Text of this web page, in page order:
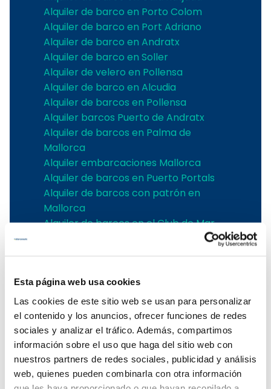
Esta página web usa cookies
Las cookies de este sitio web se usan para personalizar
el contenido y los anuncios, ofrecer funciones de redes
sociales y analizar el tráfico. Además, compartimos
información sobre el uso que haga del sitio web con
nuestros partners de redes sociales, publicidad y análisis
web, quienes pueden combinarla con otra información
Alquiler de barco en Porto Colom
Alquiler de barco en Port Adriano
Alquiler de barco en Andratx
Alquiler de barco en Soller
Alquiler de velero en Pollensa
Alquiler de barco en Alcudia
Alquiler de barcos en Pollensa
Alquiler barcos Puerto de Andratx
Alquiler de barcos en Palma de
Mallorca
Alquiler embarcaciones Mallorca
Alquiler de barcos en Puerto Portals
Alquiler de barcos con patrón en
Mallorca
Alquiler de barcos en el Club de Mar
Alquiler de barcos en Port de Soller
Alquiler velero Bavaria Mallorca
Alquiler velero Bénéteau Mallorca
Alquilar velero Dufour Mallorca
Alquiler velero Hanse en Mallorca
Alquiler catamarán Catana Bali
Mallorca